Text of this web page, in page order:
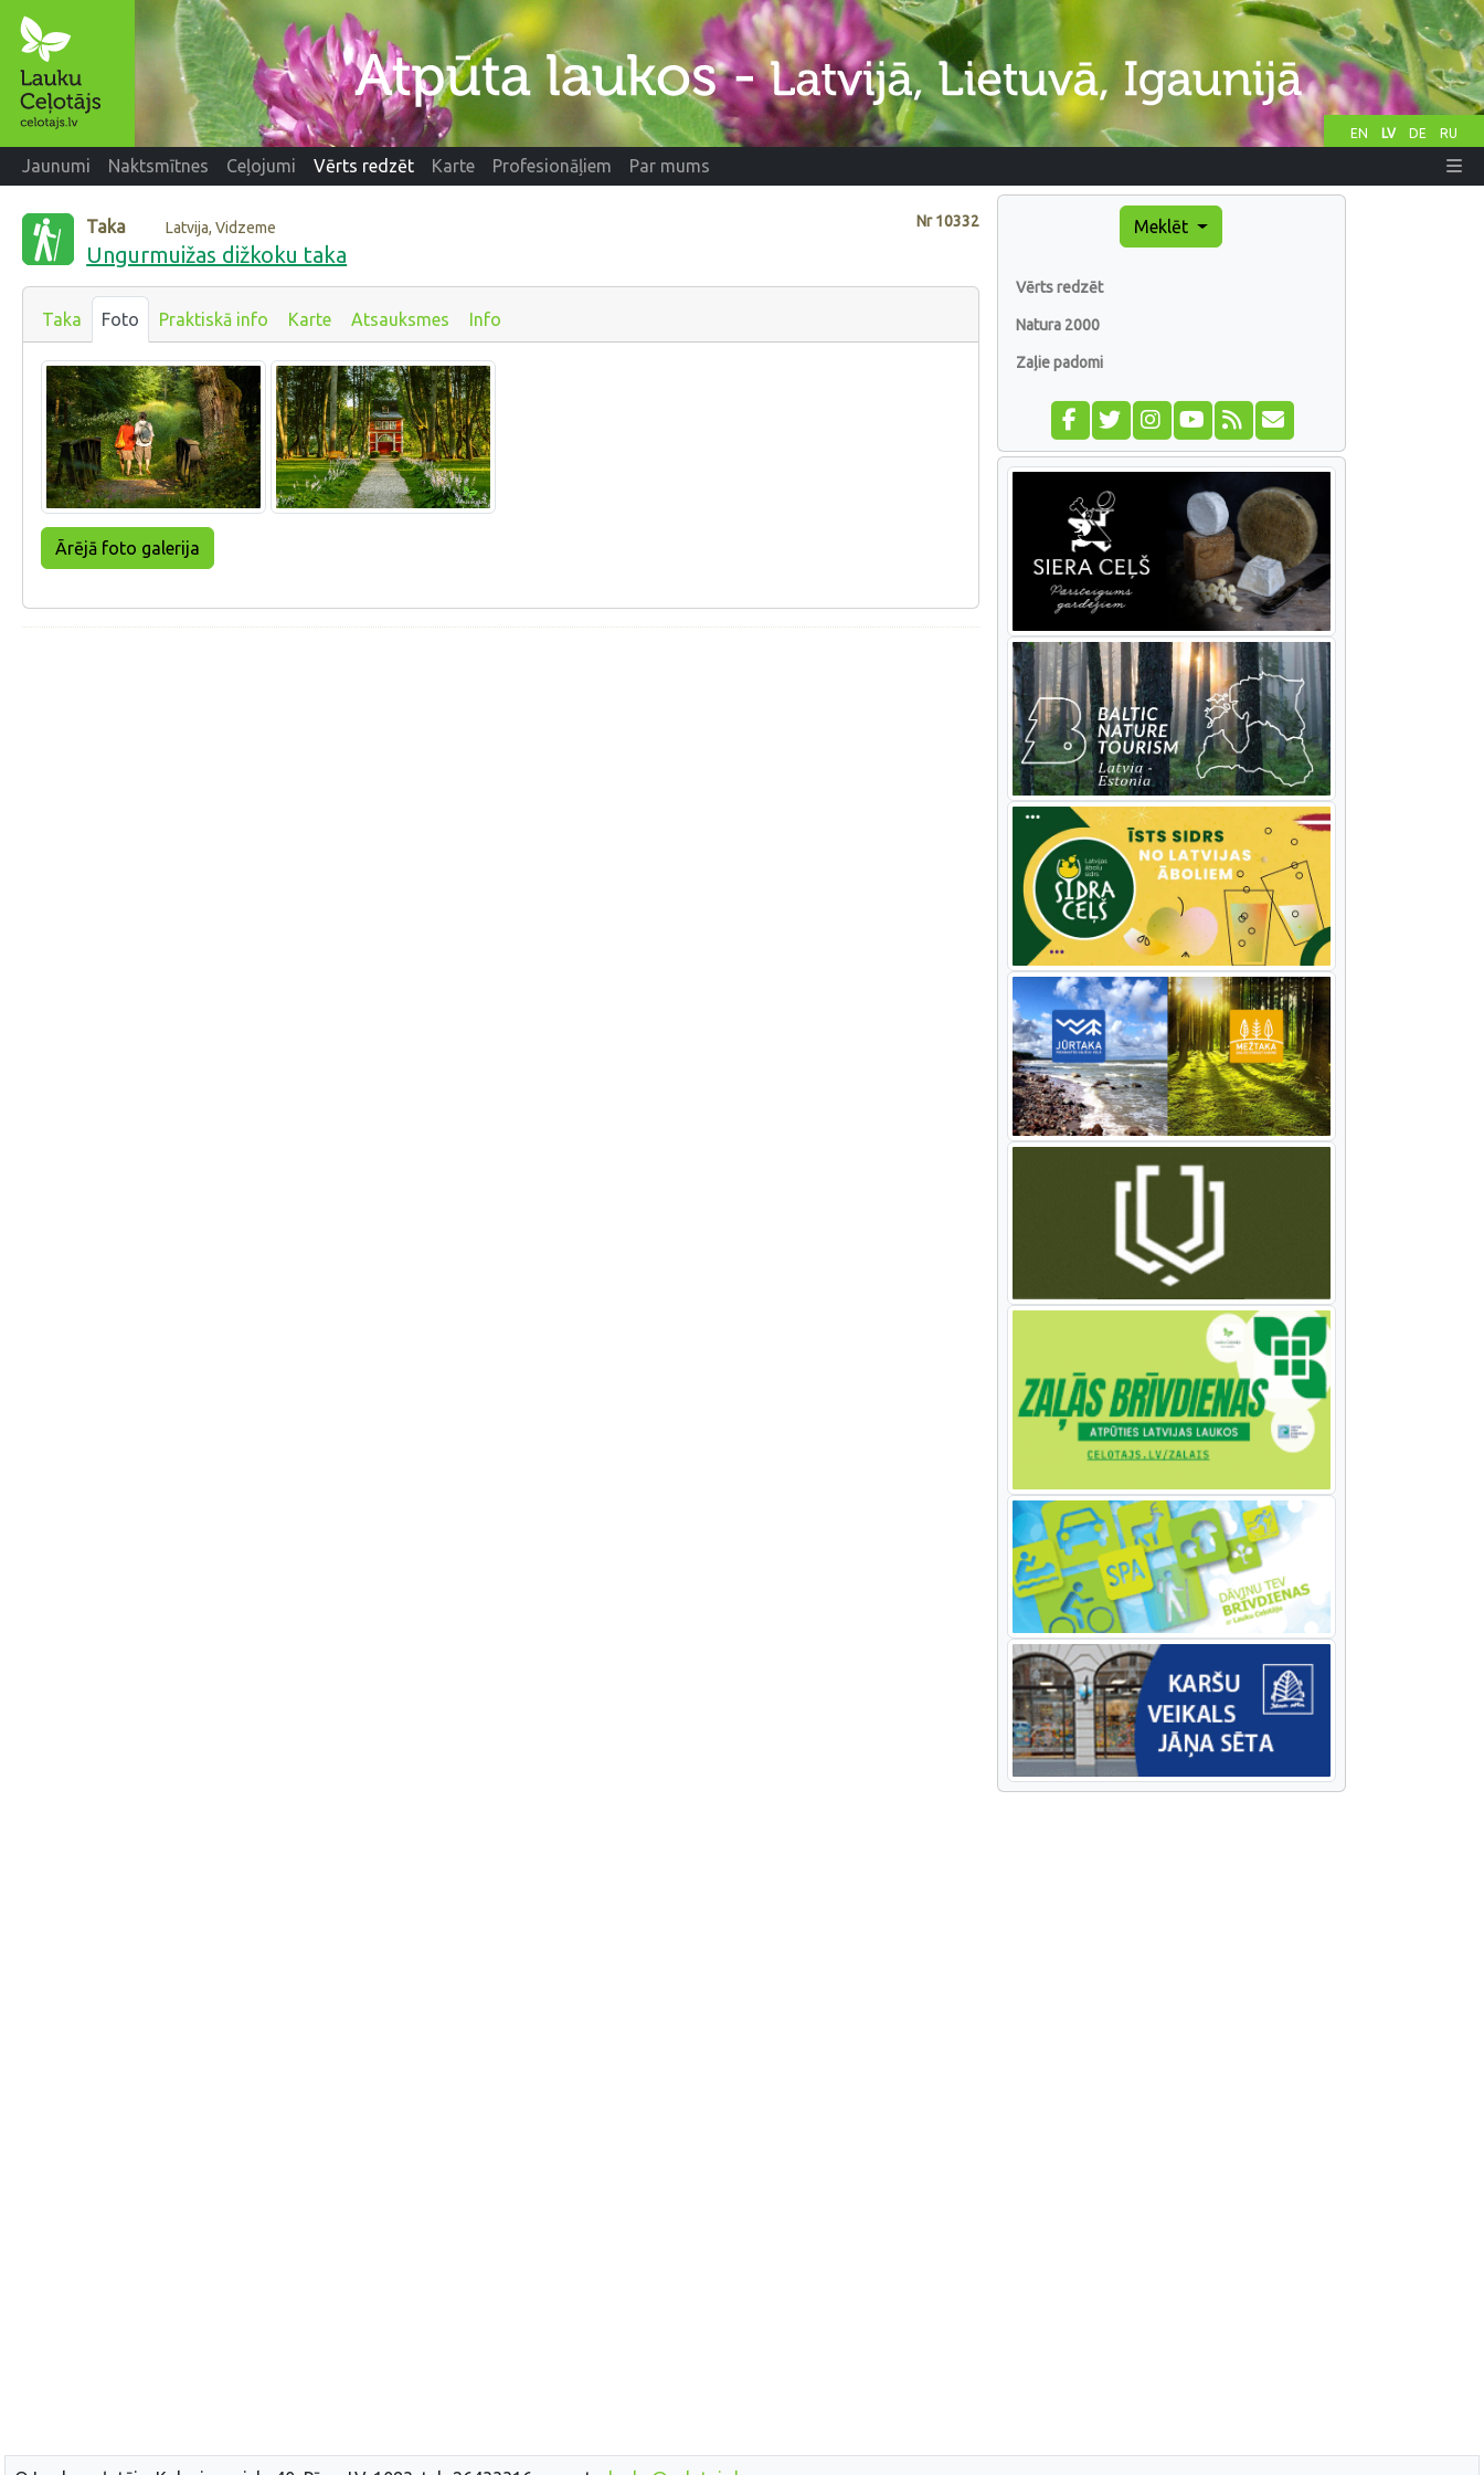
EN LV DE RU
Jaunumi Naktsmītnes Ceļojumi Vērts redzēt Karte Profesionāļiem Par mums
Nr10332
Taka Latvija, Vidzeme
Ungurmuižas dižkoku taka
Taka Foto Praktiskā info Karte Atsauksmes Info
Ārējā foto galerija
Meklēt
Vērts redzēt
Natura 2000
Zaļie padomi